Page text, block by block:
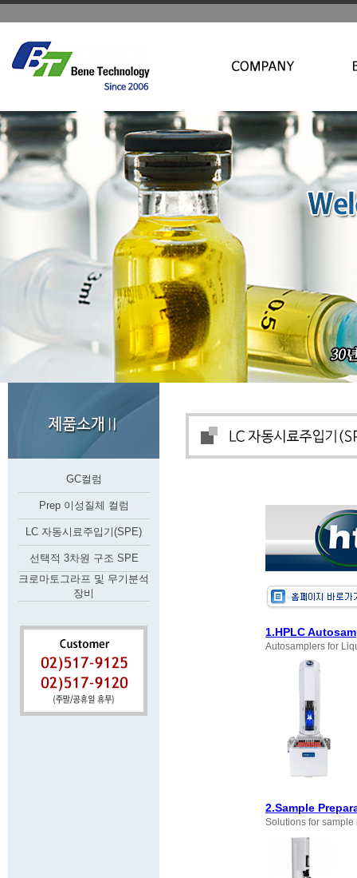
GC컬럼
Prep 이성질체 컬럼
LC 자동시료주입기(SPE)
선택적 3차원 구조 SPE
크로마토그라프 및 무기분석
장비
1.HPLC
Autosamplers for
2.Sample
Solutions for